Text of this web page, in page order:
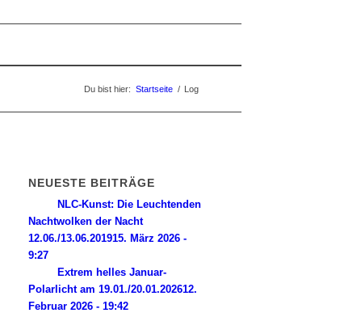
Du bist hier: Startseite / Log
NEUESTE BEITRÄGE
NLC-Kunst: Die Leuchtenden
Nachtwolken der Nacht
12.06./13.06.201915. März 2026 -
9:27
Extrem helles Januar-
Polarlicht am 19.01./20.01.202612.
Februar 2026 - 19:42